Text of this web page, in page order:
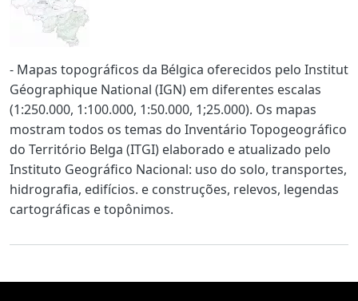
Body
- Mapas topográficos da Bélgica oferecidos pelo Institut
Géographique National (IGN) em diferentes escalas
(1:250.000, 1:100.000, 1:50.000, 1;25.000). Os mapas
mostram todos os temas do Inventário Topogeográfico
do Território Belga (ITGI) elaborado e atualizado pelo
Instituto Geográfico Nacional: uso do solo, transportes,
hidrografia, edifícios. e construções, relevos, legendas
cartográficas e topônimos.